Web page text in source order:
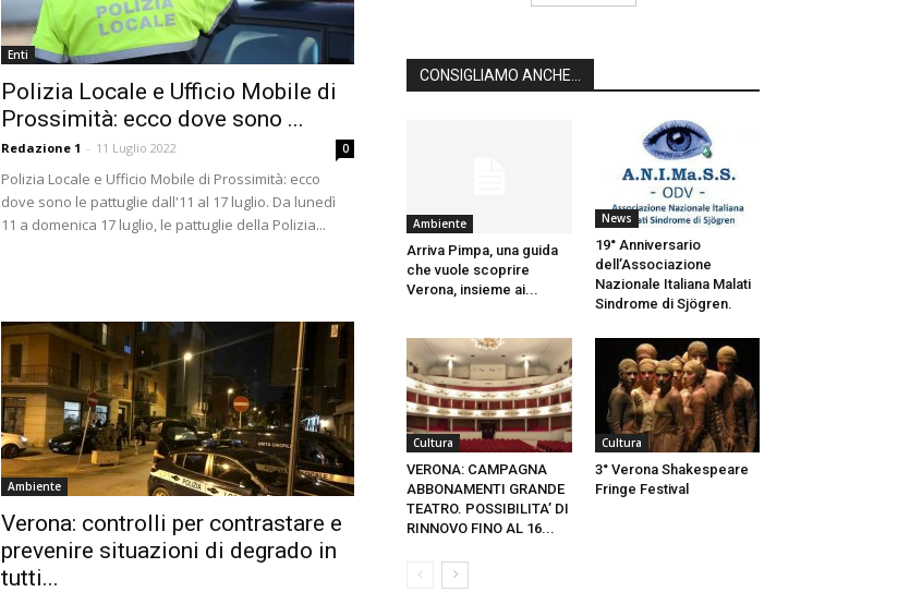
Enti
Polizia Locale e Ufficio Mobile di
Prossimità: ecco dove sono ...
Redazione 1 - 11 Luglio 2022 0
Polizia Locale e Ufficio Mobile di Prossimità: ecco
dove sono le pattuglie dall'11 al 17 luglio. Da lunedì
11 a domenica 17 luglio, le pattuglie della Polizia...
Ambiente
Verona: controlli per contrastare e
prevenire situazioni di degrado in
tutti...
CONSIGLIAMO ANCHE...
Ambiente
Arriva Pimpa, una guida
che vuole scoprire
Verona, insieme ai...
News
19° Anniversario
dell’Associazione
Nazionale Italiana Malati
Sindrome di Sjögren.
Cultura
VERONA: CAMPAGNA
ABBONAMENTI GRANDE
TEATRO. POSSIBILITA’ DI
RINNOVO FINO AL 16...
Cultura
3° Verona Shakespeare
Fringe Festival